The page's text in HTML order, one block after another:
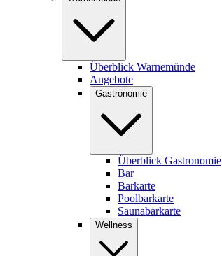
Überblick Warnemünde
Angebote
Gastronomie
Überblick Gastronomie
Bar
Barkarte
Poolbarkarte
Saunabarkarte
Wellness